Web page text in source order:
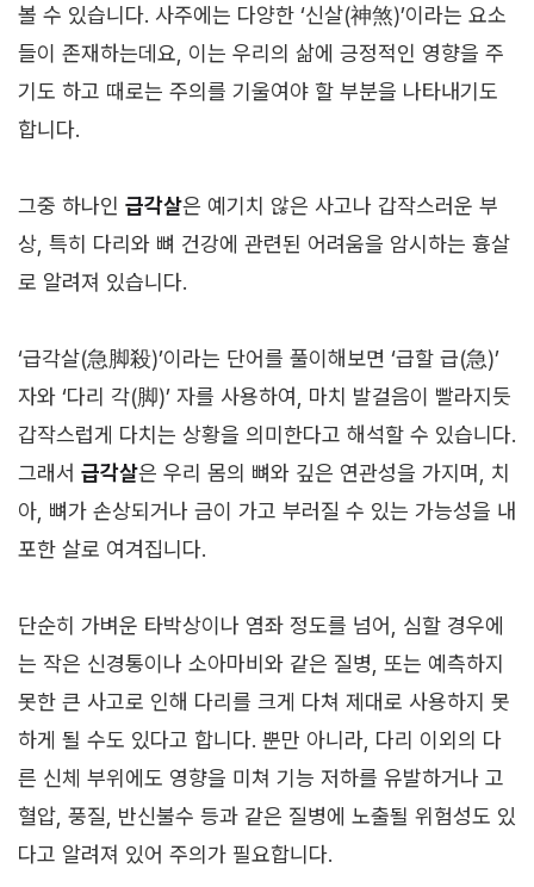
볼 수 있습니다. 사주에는 다양한 ‘신살(神煞)’이라는 요소
들이 존재하는데요, 이는 우리의 삶에 긍정적인 영향을 주
기도 하고 때로는 주의를 기울여야 할 부분을 나타내기도
합니다.
그중 하나인 급각살은 예기치 않은 사고나 갑작스러운 부
상, 특히 다리와 뼈 건강에 관련된 어려움을 암시하는 흉살
로 알려져 있습니다.
‘급각살(急脚殺)’이라는 단어를 풀이해보면 ‘급할 급(急)’
자와 ‘다리 각(脚)’ 자를 사용하여, 마치 발걸음이 빨라지듯
갑작스럽게 다치는 상황을 의미한다고 해석할 수 있습니다.
그래서 급각살은 우리 몸의 뼈와 깊은 연관성을 가지며, 치
아, 뼈가 손상되거나 금이 가고 부러질 수 있는 가능성을 내
포한 살로 여겨집니다.
단순히 가벼운 타박상이나 염좌 정도를 넘어, 심할 경우에
는 작은 신경통이나 소아마비와 같은 질병, 또는 예측하지
못한 큰 사고로 인해 다리를 크게 다쳐 제대로 사용하지 못
하게 될 수도 있다고 합니다. 뿐만 아니라, 다리 이외의 다
른 신체 부위에도 영향을 미쳐 기능 저하를 유발하거나 고
혈압, 풍질, 반신불수 등과 같은 질병에 노출될 위험성도 있
다고 알려져 있어 주의가 필요합니다.